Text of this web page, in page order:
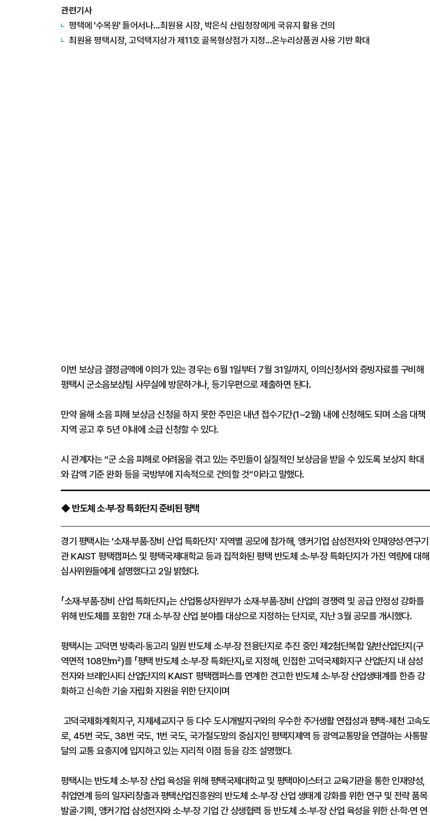
관련기사
평택에 '수목원' 들어서나...최원용 시장, 박은식 산림청장에게 국유지 활용 건의
최원용 평택시장, 고덕택지상가 제11호 골목형상점가 지정...온누리상품권 사용 기반 확대
이번 보상금 결정금액에 이의가 있는 경우는 6월 1일부터 7월 31일까지, 이의신청서와 증빙자료를 구비해
평택시 군소음보상팀 사무실에 방문하거나, 등기우편으로 제출하면 된다.
만약 올해 소음 피해 보상금 신청을 하지 못한 주민은 내년 접수기간(1~2월) 내에 신청해도 되며 소음 대책
지역 공고 후 5년 이내에 소급 신청할 수 있다.
시 관계자는 “군 소음 피해로 어려움을 겪고 있는 주민들이 실질적인 보상금을 받을 수 있도록 보상지 확대
와 감액 기준 완화 등을 국방부에 지속적으로 건의할 것”이라고 말했다.
◆ 반도체 소·부·장 특화단지 준비된 평택
경기 평택시는 '소재·부품·장비 산업 특화단지' 지역별 공모에 참가해, 앵커기업 삼성전자와 인재양성·연구기
관 KAIST 평택캠퍼스 및 평택국제대학교 등과 집적화된 평택 반도체 소·부·장 특화단지가 가진 역량에 대해
심사위원들에게 설명했다고 2일 밝혔다.
「소재·부품·장비 산업 특화단지」는 산업통상자원부가 소재·부품·장비 산업의 경쟁력 및 공급 안정성 강화를
위해 반도체를 포함한 7대 소·부·장 산업 분야를 대상으로 지정하는 단지로, 지난 3월 공모를 개시했다.
평택시는 고덕면 방축리·동고리 일원 반도체 소·부·장 전용단지로 추진 중인 제2첨단복합 일반산업단지(구
역면적 108만㎡)를 「평택 반도체 소·부·장 특화단지」로 지정해, 인접한 고덕국제화지구 산업단지 내 삼성
전자와 브레인시티 산업단지의 KAIST 평택캠퍼스를 연계한 견고한 반도체 소·부·장 산업생태계를 한층 강
화하고 신속한 기술 자립화 지원을 위한 단지이며
고덕국제화계획지구, 지제세교지구 등 다수 도시개발지구와의 우수한 주거생활 연접성과 평택-제천 고속도
로, 45번 국도, 38번 국도, 1번 국도, 국가철도망의 중심지인 평택지제역 등 광역교통망을 연결하는 사통팔
달의 교통 요충지에 입지하고 있는 지리적 이점 등을 강조 설명했다.
평택시는 반도체 소·부·장 산업 육성을 위해 평택국제대학교 및 평택마이스터고 교육기관을 통한 인재양성,
취업연계 등의 일자리창출과 평택산업진흥원의 반도체 소·부·장 산업 생태계 강화를 위한 연구 및 전략 품목
발굴·기획, 앵커기업 삼성전자와 소·부·장 기업 간 상생협력 등 반도체 소·부·장 산업 육성을 위한 산·학·연 연